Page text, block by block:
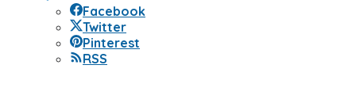
Facebook
Twitter
Pinterest
RSS